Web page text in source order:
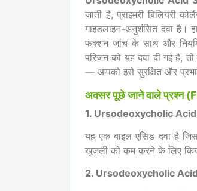
जाती है, प्राइमरी बिलियरी
गाइडलाइन-अनुशंसित दवा है।
फंक्शन जांच के साथ और
परिजन को यह दवा दी गई है,
— आपको इसे सुरक्षित और
अक्सर पूछे जाने वाले
1. Ursodeoxycholic
यह एक बाइल एसिड दवा है
खुजली को कम करने के लिए
2. Ursodeoxycholic Acid